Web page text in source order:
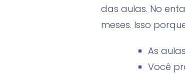
das aulas. No
meses. Isso
As
Você